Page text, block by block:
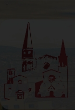
content